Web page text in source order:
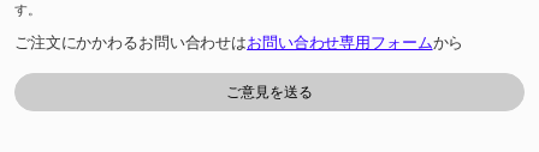
す。
ご注文にかかわるお問い合わせはお問い合わせ専用フォームから